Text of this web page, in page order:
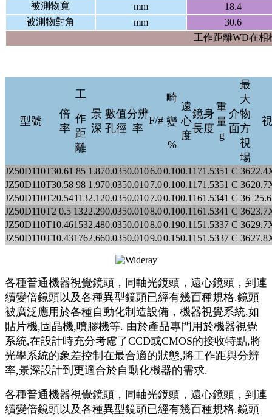
被測物寬
mm
18.4
被測物對角
mm
30.6
工作距離WD在相
型號
倍
率
工
作
距
離
景
深
數值
孔徑
分辨
率
F/#
畸
變
%
遠
心
度
鏡身
長度
重
量
g
介
面
最
大
物
方
視
場
JZ50D110T30.61 85 1.870.0350.0106.00.100.1 171.5351 C 36
JZ50D110T30.58 98 1.970.0350.0107.00.100.1 171.5351 C 36
JZ50D110T20.541132.120.0350.0107.00.100.1 161.5341 C 36
JZ50D110T2 0.5 1322.290.0350.0108.00.100.1 161.5341 C 36
JZ50D110T10.461532.480.0350.0108.00.190.1 151.5337 C 36
JZ50D110T10.431762.660.0350.0109.00.150.1 151.5337 C 36
各種普通機器視覺鏡頭，同軸光鏡頭，遠心鏡頭，到連
續變倍鏡頭以及各種異型鏡頭已經有幾百種規格.鏡頭
被廣泛應用於各種自動化制造設備，機器視覺系統,如
貼片機,固晶機,噴膠機等. 由於產品專門用於機器視覺
系統,在設計時充分考慮了CCD或CMOS的接收特點,將
光學系統的象差控制在最合適的狀態,將工作距與分辨
率,景深設計到更適合於自動化機器的需求.
各種普通機器視覺鏡頭，同軸光鏡頭，遠心鏡頭，到連
續變倍鏡頭以及各種異型鏡頭已經有幾百種規格.鏡頭